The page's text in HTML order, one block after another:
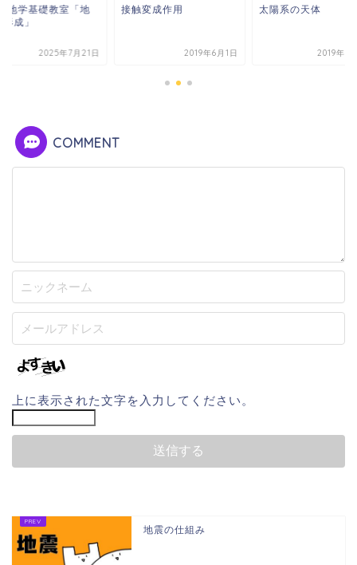
地学基礎教室「地
成」
2025年7月21日
接触変成作用
2019年6月1日
太陽系の天体
2019年7
COMMENT
上に表示された文字を入力してください。
地震の仕組み